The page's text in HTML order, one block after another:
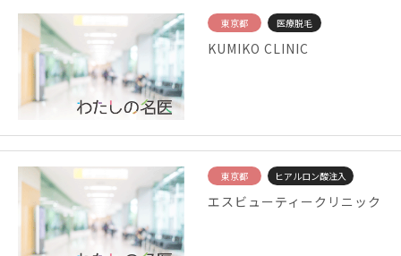
東京都 医療脱毛
KUMIKO CLINIC
東京都 ヒアルロン酸注入
エスビューティークリニック